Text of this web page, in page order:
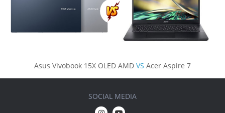
Asus Vivobook 15X OLED AMD VS Acer Aspire 7
SOCIAL MEDIA